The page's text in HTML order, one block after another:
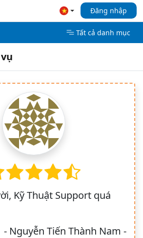
Đăng nhập
Tất cả danh mục
Kỹ Thuật Support quá
- Nguyễn Tiến Thành Nam -